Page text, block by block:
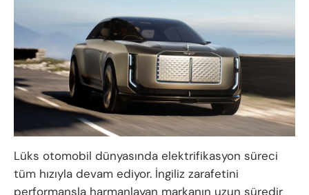
Lüks otomobil dünyasında elektrifikasyon süreci
tüm hızıyla devam ediyor. İngiliz zarafetini
performansla harmanlayan markanın uzun süredir